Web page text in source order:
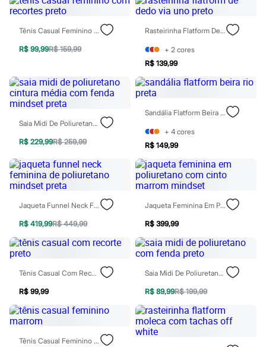
Polos
Bolsas e Mochilas
Chapéus e Bonés
Cintos
Óculos
Relógios
Calçados
Botas
Chinelos
Sapatos
Sandálias e Papetes
Moda esportiva
Acessórios
Bermudas
Camisetas
Calças
Regatas
Moda íntima
Cuecas
Meias
Pijamas
Moda praia
Personagens
Blusas e Camisetas
Calças
Casacos e Jaquetas
Tênis Casual Feminino Com Recortes Preto
R$ 99,99R$ 159,99
Rasteirinha Flatform De Dedo Via Uno Preto
+ 2 cores
R$ 139,99
Saia Midi De Poliuretano Cintura Média Com Fenda Mindset Preta
R$ 229,99R$ 259,99
Sandália Flatform Beira Rio Preta
+ 4 cores
R$ 149,99
Jaqueta Funnel Neck Feminina De Poliuretano Mindset Preta
R$ 419,99R$ 449,99
Jaqueta Feminina Em Poliuretano Com Cinto Marrom Mindset
R$ 399,99
Tênis Casual Com Recorte Preto
R$ 99,99
Saia Midi De Poliuretano Com Fenda Preto
R$ 89,99R$ 199,99
Tênis Casual Feminino Marrom